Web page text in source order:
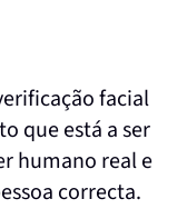
facial
que está a ser
humano real e
correcta.